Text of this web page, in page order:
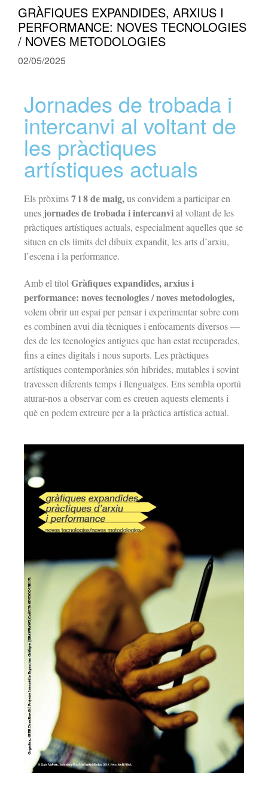
GRÀFIQUES EXPANDIDES, ARXIUS I
PERFORMANCE: NOVES TECNOLOGIES
/ NOVES METODOLOGIES
02/05/2025
Jornades de trobada i
intercanvi al voltant de
les pràctiques
artístiques actuals
Els pròxims7 i 8 de maig,us convidem a participar en
unes jornades de trobada i intercanvial voltant de les
pràctiques artístiques actuals, especialment aquelles que se
situen en els límits del dibuix expandit, les arts d’arxiu,
l’escena i la performance.
Amb el títol Gràfiques expandides, arxius i
performance: noves tecnologies / noves metodologies,
volem obrir un espai per pensar i experimentar sobre com
es combinen avui dia tècniques i enfocaments diversos —
des de les tecnologies antigues que han estat recuperades,
fins a eines digitals i nous suports. Les pràctiques
artístiques contemporànies són híbrides, mutables i sovint
travessen diferents temps i llenguatges. Ens sembla oportú
aturar-nos a observar com es creuen aquests elements i
què en podem extreure per a la pràctica artística actual.